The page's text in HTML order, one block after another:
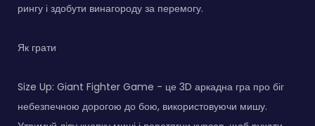
рингу і здобути винагороду за перемогу.
Як грати
Size Up: Giant Fighter Game - це 3D аркадна гра про біг
небезпечною дорогою до бою, використовуючи мишу.